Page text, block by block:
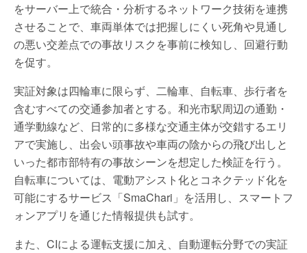
をサーバー上で統合・分析するネットワーク技術を連携
させることで、車両単体では把握しにくい死角や見通し
の悪い交差点での事故リスクを事前に検知し、回避行動
を促す。
実証対象は四輪車に限らず、二輪車、自転車、歩行者を
含むすべての交通参加者とする。和光市駅周辺の通勤・
通学動線など、日常的に多様な交通主体が交錯するエリ
アで実施し、出会い頭事故や車両の陰からの飛び出しと
いった都市部特有の事故シーンを想定した検証を行う。
自転車については、電動アシスト化とコネクテッド化を
可能にするサービス「SmaChari」を活用し、スマートフ
ォンアプリを通じた情報提供も試す。
また、CIによる運転支援に加え、自動運転分野での実証